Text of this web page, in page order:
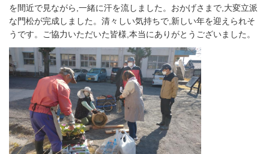
を間近で見ながら,一緒に汗を流しました。おかげさまで,大変立派
な門松が完成しました。清々しい気持ちで,新しい年を迎えられそ
うです。ご協力いただいた皆様,本当にありがとうございました。